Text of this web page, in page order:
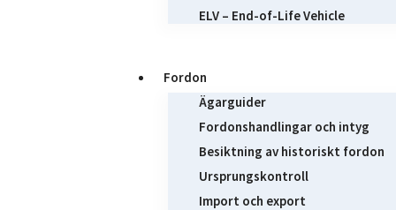
ELV – End-of-Life Vehicle
Fordon
Ägarguider
Fordonshandlingar och intyg
Besiktning av historiskt fordon
Ursprungskontroll
Import och export